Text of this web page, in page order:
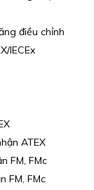
điều chỉnh
IECEx
ATEX
FM, FMc
FM, FMc